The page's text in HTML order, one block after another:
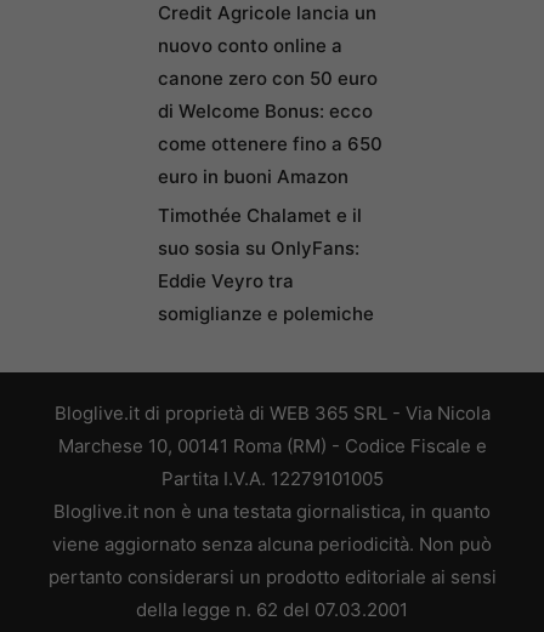
Credit Agricole lancia un
nuovo conto online a
canone zero con 50 euro
di Welcome Bonus: ecco
come ottenere fino a 650
euro in buoni Amazon
Timothée Chalamet e il
suo sosia su OnlyFans:
Eddie Veyro tra
somiglianze e polemiche
Bloglive.it di proprietà di WEB 365 SRL - Via Nicola
Marchese 10, 00141 Roma (RM) - Codice Fiscale e
Partita I.V.A. 12279101005
Bloglive.it non è una testata giornalistica, in quanto
viene aggiornato senza alcuna periodicità. Non può
pertanto considerarsi un prodotto editoriale ai sensi
della legge n. 62 del 07.03.2001